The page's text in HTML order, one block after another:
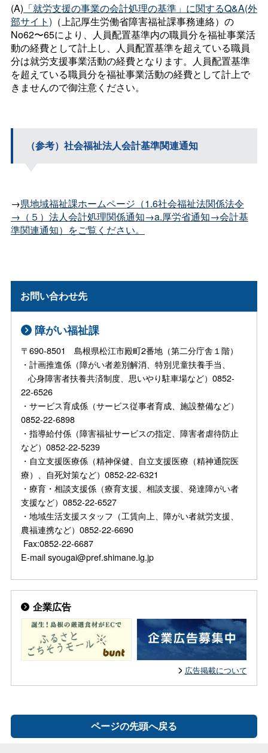
(A) 「就労支援の事業の会計処理の基準」に関するQ&A(外
部サイト) （上記厚生労働省障害福祉課事務連絡）の
No62〜65により、人員配置基準内の職員分を福祉事業活
動の経費として計上し、人員配置基準を超えている職員
分は就労支援事業活動の経費となります。人員配置基準
を超えている職員分を福祉事業活動の経費として計上で
きませんので御注意ください。
（参考）社会福祉法人会計基準関連通知
→県地域福祉課ホームページ（1.6社会福祉法関係法令
→（５）法人会計処理関係通知→a.厚労省通知→会計基
準関連通知）をご覧ください。
お問い合わせ先
障がい福祉課
〒690-8501 島根県松江市殿町2番地（第二分庁舎１階）
・計画推進係（障がい者差別解消、特別児童扶養手当、
心身障害者扶養共済制度、思いやり駐車場など）0852-
22-6526
・サービス育成係（サービス従事者育成、施設整備など）
0852-22-6898
・指導給付係（障害福祉サービスの指定、障害者虐待防止
など）0852-22-5239
・自立支援医療係（精神保健、自立支援医療（精神通院医
療）、自死対策など）0852-22-6321
・療育・相談支援係（療育支援、相談支援、発達障がい者
支援など）0852-22-6527
・地域生活支援スタッフ（工賃向上、障がい者就労支援、
農福連携など）0852-22-6690
Fax:0852-22-6687
E-mail syougai@pref.shimane.lg.jp
企業広告
広告掲載について
ページの先頭へ戻る